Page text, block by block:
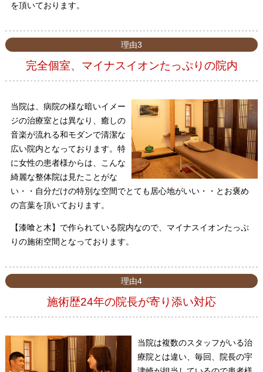
を頂いております。
理由3
完全個室、マイナスイオンたっぷりの院内
当院は、病院の様な暗いイメー
ジの治療室とは異なり、癒しの
音楽が流れる和モダンで清潔な
広い院内となっております。特
に女性の患者様からは、こんな
綺麗な整体院は見たことがな
い・・自分だけの特別な空間でとても居心地がいい・・とお褒め
の言葉を頂いております。
【漆喰と木】で作られている院内なので、マイナスイオンたっぷ
りの施術空間となっております。
理由4
施術歴24年の院長が寄り添い対応
当院は複数のスタッフがいる治
療院とは違い、毎回、院長の宇